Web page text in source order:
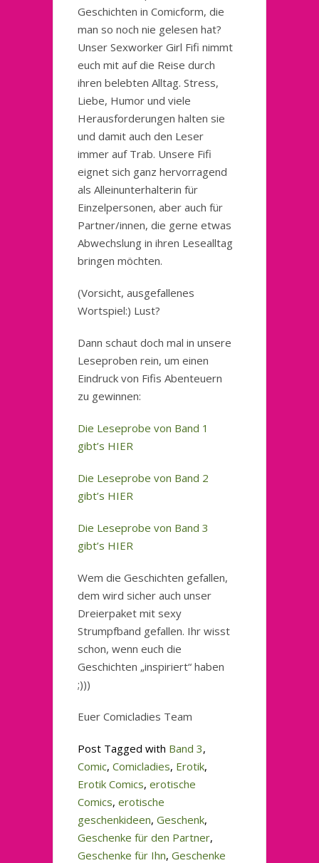
Geschichten in Comicform, die
man so noch nie gelesen hat?
Unser Sexworker Girl Fifi nimmt
euch mit auf die Reise durch
ihren belebten Alltag. Stress,
Liebe, Humor und viele
Herausforderungen halten sie
und damit auch den Leser
immer auf Trab. Unsere Fifi
eignet sich ganz hervorragend
als Alleinunterhalterin für
Einzelpersonen, aber auch für
Partner/innen, die gerne etwas
Abwechslung in ihren Lesealltag
bringen möchten.
(Vorsicht, ausgefallenes
Wortspiel:) Lust?
Dann schaut doch mal in unsere
Leseproben rein, um einen
Eindruck von Fifis Abenteuern
zu gewinnen:
Die Leseprobe von Band 1
gibt’s HIER
Die Leseprobe von Band 2
gibt’s HIER
Die Leseprobe von Band 3
gibt’s HIER
Wem die Geschichten gefallen,
dem wird sicher auch unser
Dreierpaket mit sexy
Strumpfband gefallen. Ihr wisst
schon, wenn euch die
Geschichten „inspiriert“ haben
;)))
Euer Comicladies Team
Post Tagged with Band 3,
Comic, Comicladies, Erotik,
Erotik Comics, erotische
Comics, erotische
geschenkideen, Geschenk,
Geschenke für den Partner,
Geschenke für Ihn, Geschenke